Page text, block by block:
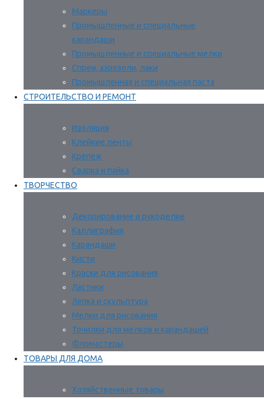
Маркеры
Промышленные и специальные
карандаши
Промышленные и специальные мелки
Спреи, аэрозоли, лаки
Промышленная и специальная паста
СТРОИТЕЛЬСТВО И РЕМОНТ
Изоляция
Клейкие ленты
Крепеж
Сварка и пайка
ТВОРЧЕСТВО
Декорирование и рукоделие
Каллиграфия
Карандаши
Кисти
Краски для рисования
Ластики
Лепка и скульптура
Мелки для рисования
Точилки для мелков и карандашей
Фломастеры
ТОВАРЫ ДЛЯ ДОМА
Хозяйственные товары